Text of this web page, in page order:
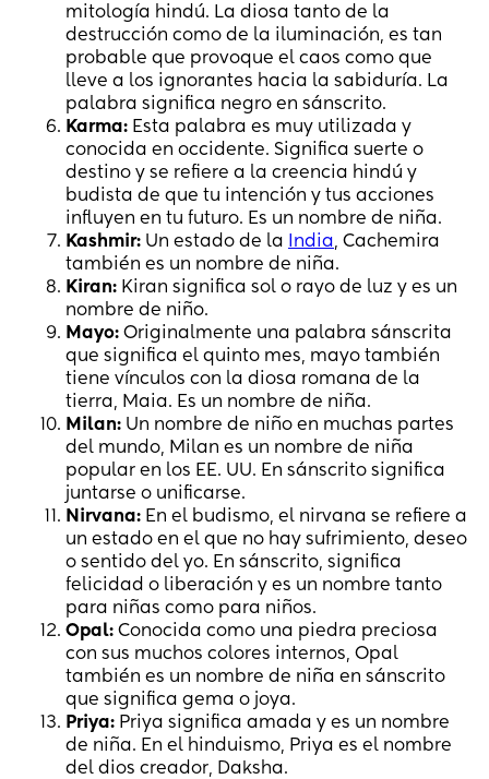
mitología hindú. La diosa tanto de la
destrucción como de la iluminación, es tan
probable que provoque el caos como que
lleve a los ignorantes hacia la sabiduría. La
palabra significa negro en sánscrito.
Karma: Esta palabra es muy utilizada y
conocida en occidente. Significa suerte o
destino y se refiere a la creencia hindú y
budista de que tu intención y tus acciones
influyen en tu futuro. Es un nombre de niña.
Kashmir: Un estado de la India, Cachemira
también es un nombre de niña.
Kiran: Kiran significa sol o rayo de luz y es un
nombre de niño.
Mayo: Originalmente una palabra sánscrita
que significa el quinto mes, mayo también
tiene vínculos con la diosa romana de la
tierra, Maia. Es un nombre de niña.
Milan: Un nombre de niño en muchas partes
del mundo, Milan es un nombre de niña
popular en los EE. UU. En sánscrito significa
juntarse o unificarse.
Nirvana: En el budismo, el nirvana se refiere a
un estado en el que no hay sufrimiento, deseo
o sentido del yo. En sánscrito, significa
felicidad o liberación y es un nombre tanto
para niñas como para niños.
Opal: Conocida como una piedra preciosa
con sus muchos colores internos, Opal
también es un nombre de niña en sánscrito
que significa gema o joya.
Priya: Priya significa amada y es un nombre
de niña. En el hinduismo, Priya es el nombre
del dios creador, Daksha.